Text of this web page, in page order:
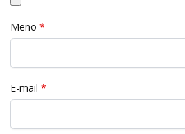
Meno *
E-mail *